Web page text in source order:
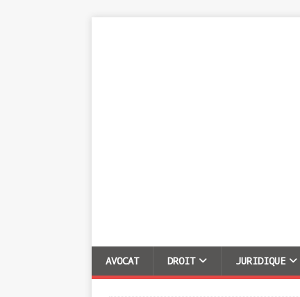
AVOCAT DROIT JURIDIQUE